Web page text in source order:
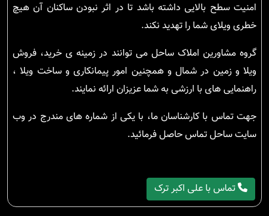
امنیت سطح بالایی داشته باشد تا در اثر نبودن ساکنان آن هیچ
خطری ویلای شما را تهدید نکند.
گروه مشاورین املاک ساحل می توانند در زمینه ی خرید، فروش
ویلا و زمین در شمال و همچنین امور پیمانکاری و ساخت ویلا ،
راهنمایی های با ارزشی به شما عزیزان ارائه نمایند.
جهت تماس با کارشناسان ما، با یکی از شماره های مندرج در وب
سایت ساحل تماس حاصل فرمائید.
تماس با علی اکبر ترک